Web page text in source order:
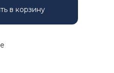
в корзину